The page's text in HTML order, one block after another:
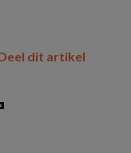
dit artikel